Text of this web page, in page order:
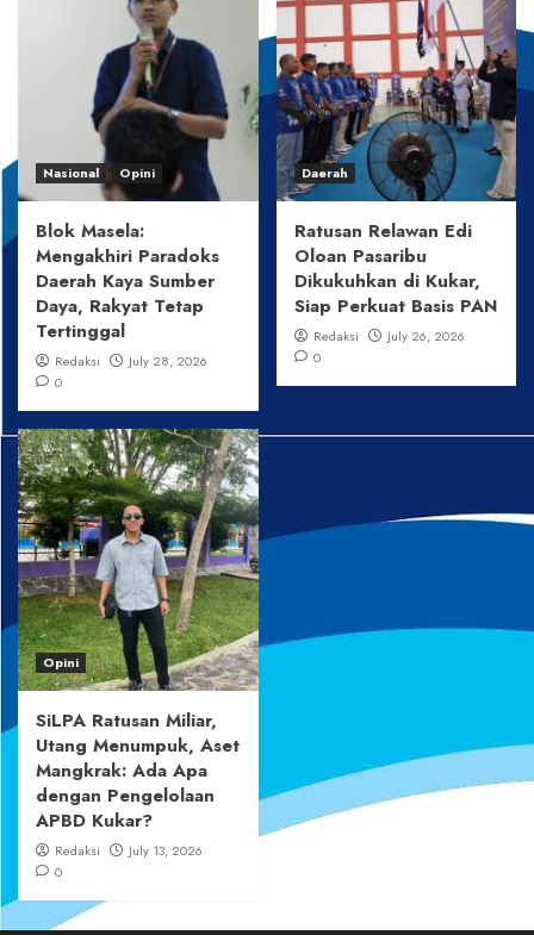
Nasional Opini
Blok Masela:
Mengakhiri Paradoks
Daerah Kaya Sumber
Daya, Rakyat Tetap
Tertinggal
Redaksi
July 28, 2026
0
Daerah
Ratusan Relawan Edi
Oloan Pasaribu
Dikukuhkan di Kukar,
Siap Perkuat Basis PAN
Redaksi
July 26, 2026
0
Opini
SiLPA Ratusan Miliar,
Utang Menumpuk, Aset
Mangkrak: Ada Apa
dengan Pengelolaan
APBD Kukar?
Redaksi
July 13, 2026
0